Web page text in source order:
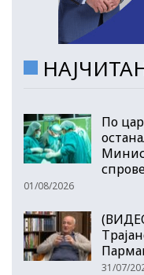
По
01/08/2026
31/07/